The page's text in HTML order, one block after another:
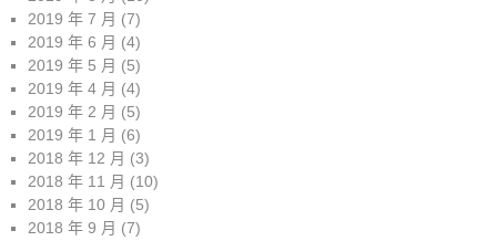
2019 年 7 月 (7)
2019 年 6 月 (4)
2019 年 5 月 (5)
2019 年 4 月 (4)
2019 年 2 月 (5)
2019 年 1 月 (6)
2018 年 12 月 (3)
2018 年 11 月 (10)
2018 年 10 月 (5)
2018 年 9 月 (7)